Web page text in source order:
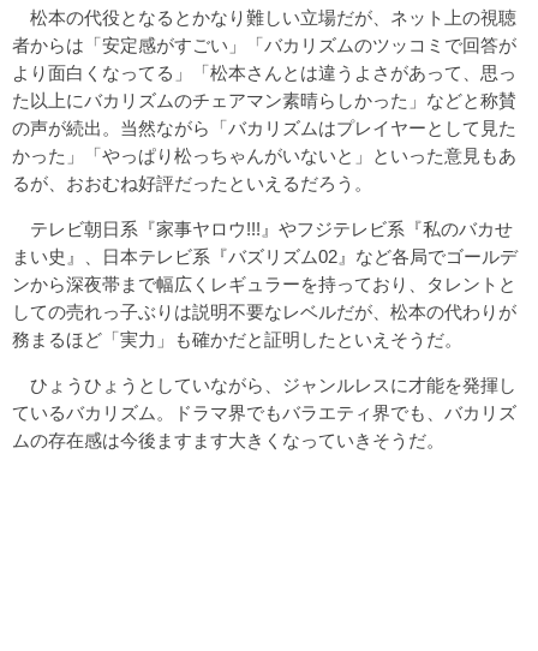
松本の代役となるとかなり難しい立場だが、ネット上の視聴
者からは「安定感がすごい」「バカリズムのツッコミで回答が
より面白くなってる」「松本さんとは違うよさがあって、思っ
た以上にバカリズムのチェアマン素晴らしかった」などと称賛
の声が続出。当然ながら「バカリズムはプレイヤーとして見た
かった」「やっぱり松っちゃんがいないと」といった意見もあ
るが、おおむね好評だったといえるだろう。
テレビ朝日系『家事ヤロウ!!!』やフジテレビ系『私のバカせ
まい史』、日本テレビ系『バズリズム02』など各局でゴールデ
ンから深夜帯まで幅広くレギュラーを持っており、タレントと
しての売れっ子ぶりは説明不要なレベルだが、松本の代わりが
務まるほど「実力」も確かだと証明したといえそうだ。
ひょうひょうとしていながら、ジャンルレスに才能を発揮し
ているバカリズム。ドラマ界でもバラエティ界でも、バカリズ
ムの存在感は今後ますます大きくなっていきそうだ。